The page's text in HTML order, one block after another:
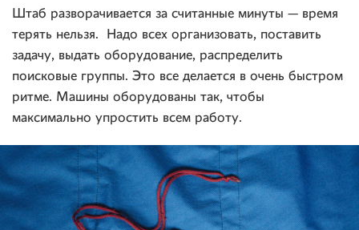
Штаб разворачивается за считанные минуты — время
терять нельзя. Надо всех организовать, поставить
задачу, выдать оборудование, распределить
поисковые группы. Это все делается в очень быстром
ритме. Машины оборудованы так, чтобы
максимально упростить всем работу.